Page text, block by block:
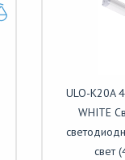
ULO-K20A
WHITE
свет